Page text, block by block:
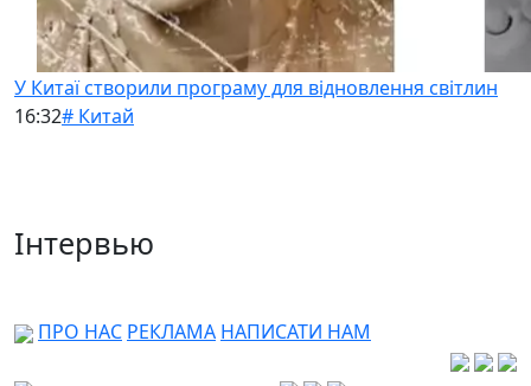
У Китаї створили програму для відновлення світлин
16:32# Китай
Інтервью
ПРО НАС РЕКЛАМА НАПИСАТИ НАМ